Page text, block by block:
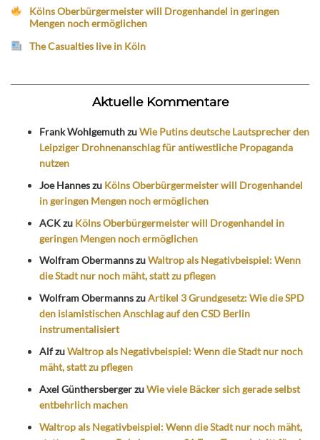
Kölns Oberbürgermeister will Drogenhandel in geringen
Mengen noch ermöglichen
The Casualties live in Köln
Aktuelle Kommentare
Frank WohlgemuthzuWie Putins deutsche Lautsprecher den
Leipziger Drohnenanschlag für antiwestliche Propaganda
nutzen
Joe Hanneszu Kölns Oberbürgermeister will Drogenhandel
in geringen Mengen noch ermöglichen
ACKzu Kölns Oberbürgermeister will Drogenhandel in
geringen Mengen noch ermöglichen
Wolfram ObermannszuWaltrop als Negativbeispiel: Wenn
die Stadt nur noch mäht, statt zu pflegen
Wolfram ObermannszuArtikel 3 Grundgesetz: Wie die SPD
den islamistischen Anschlag auf den CSD Berlin
instrumentalisiert
AlfzuWaltrop als Negativbeispiel: Wenn die Stadt nur noch
mäht, statt zu pflegen
Axel GünthersbergerzuWie viele Bäcker sich gerade selbst
entbehrlich machen
Waltrop als Negativbeispiel: Wenn die Stadt nur noch mäht,